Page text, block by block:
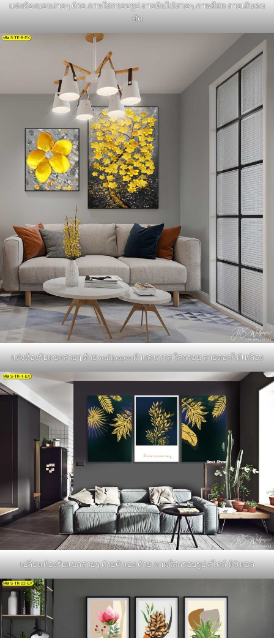
แต่งห้องนอนง่ายๆ ด้วย ภาพใส่กรอบรูป ลายต้นไม้สวยๆ ภาพสีสด ลายเส้นคม
ชัด
แต่งห้องรับแขกสวยๆ ด้วย wallpaper ผ้าแคนวาส ใส่กรอบ ลายดอกไม้เหลือง
เปลี่ยนห้องรับแขกสวยๆ ด้วยตัวเอง ด้วย ภาพใส่กรอบรูป สไตล์ มินิมอล